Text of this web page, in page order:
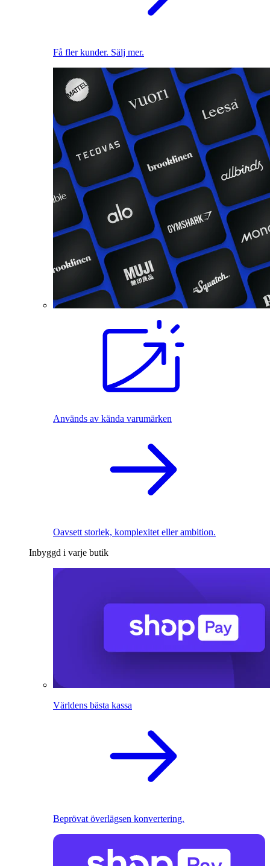
Få fler kunder. Sälj mer.
Används av kända varumärken
Oavsett storlek, komplexitet eller ambition.
Inbyggd i varje butik
Världens bästa kassa
Beprövat överlägsen konvertering.